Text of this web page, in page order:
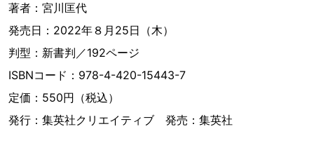
著者：宮川匡代
発売日：2022年８月25日（木）
判型：新書判／192ページ
ISBNコード：978-4-420-15443-7
定価：550円（税込）
発行：集英社クリエイティブ 発売：集英社